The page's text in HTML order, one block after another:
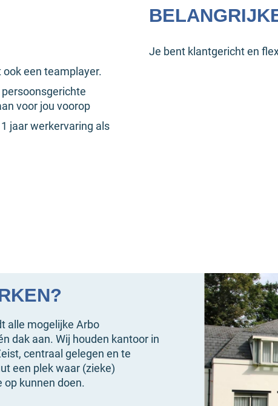
een teamplayer.
voor jou voorop
jaar werkervaring als
Je bent klantgericht en
alle mogelijke Arbo
dak aan. Wij houden kantoor in
centraal gelegen en te
een plek waar (zieke)
kunnen doen.